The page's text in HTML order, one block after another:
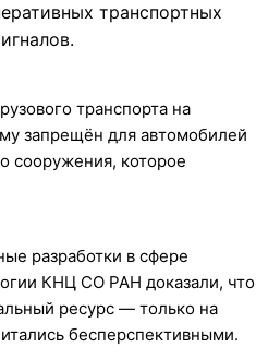
транспортных
транспорта на
запрещён для автомобилей
сооружения, которое
разработки в сфере
КНЦ СО РАН доказали, что
ресурс — только на
бесперспективными.